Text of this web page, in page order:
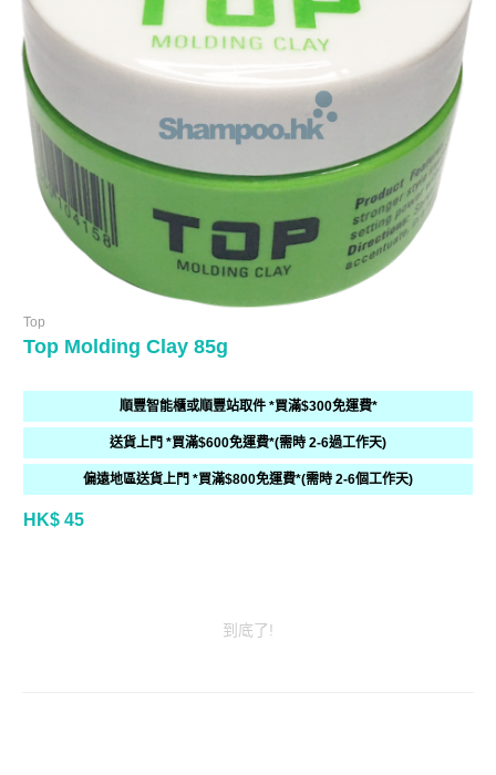
Top
Top Molding Clay 85g
順豐智能櫃或順豐站取件 *買滿$300免運費*
送貨上門 *買滿$600免運費*(需時 2-6過工作天)
偏遠地區送貨上門 *買滿$800免運費*(需時 2-6個工作天)
HK$ 45
到底了!